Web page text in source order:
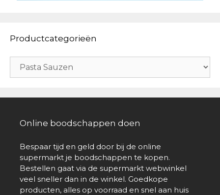
Productcategorieën
Online boodschappen doen
Bespaar tijd en geld door bij de online
supermarkt je boodschappen te kopen.
Bestellen gaat via de supermarkt webwinkel
veel sneller dan in de winkel. Goedkope
producten, alles op voorraad en snel aan huis